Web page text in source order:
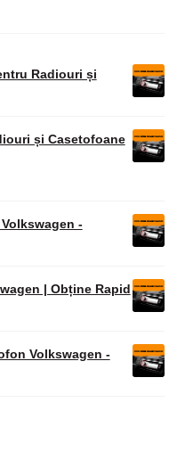
Radiouri și
și Casetofoane
-
| Obține Rapid
Volkswagen -